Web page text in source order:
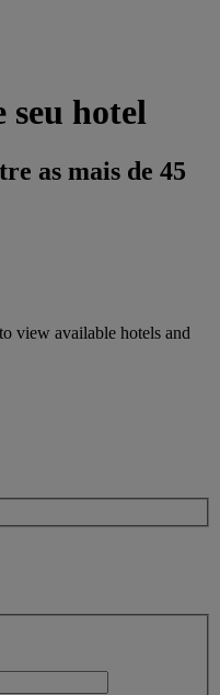
seu hotel
as mais de 45
view available hotels and